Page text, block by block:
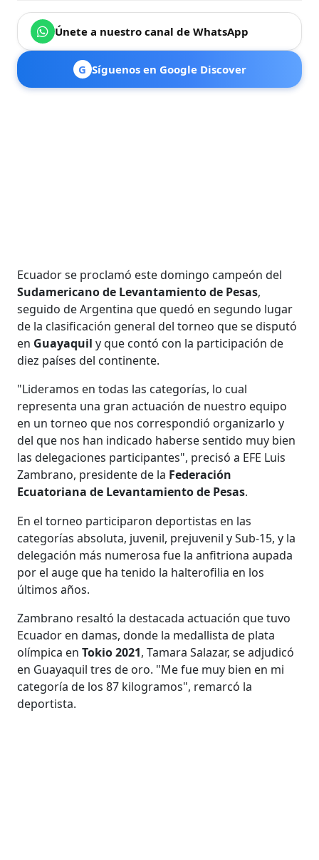
Únete a nuestro canal de WhatsApp
G Síguenos en Google Discover
Ecuador se proclamó este domingo campeón del
Sudamericano de Levantamiento de Pesas,
seguido de Argentina que quedó en segundo lugar
de la clasificación general del torneo que se disputó
en Guayaquily que contó con la participación de
diez países del continente.
"Lideramos en todas las categorías, lo cual
representa una gran actuación de nuestro equipo
en un torneo que nos correspondió organizarlo y
del que nos han indicado haberse sentido muy bien
las delegaciones participantes", precisó a EFE Luis
Zambrano, presidente de la Federación
Ecuatoriana de Levantamiento de Pesas.
En el torneo participaron deportistas en las
categorías absoluta, juvenil, prejuvenil y Sub-15, y la
delegación más numerosa fue la anfitriona aupada
por el auge que ha tenido la halterofilia en los
últimos años.
Zambrano resaltó la destacada actuación que tuvo
Ecuador en damas, donde la medallista de plata
olímpica en Tokio 2021, Tamara Salazar, se adjudicó
en Guayaquil tres de oro. "Me fue muy bien en mi
categoría de los 87 kilogramos", remarcó la
deportista.